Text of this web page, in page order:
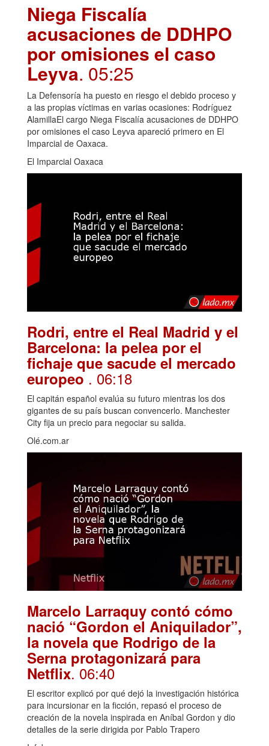
Niega Fiscalía
acusaciones de DDHPO
por omisiones el caso
Leyva. 05:25
La Defensoría ha puesto en riesgo el debido proceso y
a las propias víctimas en varias ocasiones: Rodríguez
AlamillaEl cargo Niega Fiscalía acusaciones de DDHPO
por omisiones el caso Leyva apareció primero en El
Imparcial de Oaxaca.
El Imparcial Oaxaca
Rodri, entre el Real Madrid y el
Barcelona: la pelea por el
fichaje que sacude el mercado
europeo . 06:18
El capitán español evalúa su futuro mientras los dos
gigantes de su país buscan convencerlo. Manchester
City fija un precio para negociar su salida.
Olé.com.ar
Marcelo Larraquy contó cómo
nació “Gordon el Aniquilador”,
la novela que Rodrigo de la
Serna protagonizará para
Netflix. 06:40
El escritor explicó por qué dejó la investigación histórica
para incursionar en la ficción, repasó el proceso de
creación de la novela inspirada en Aníbal Gordon y dio
detalles de la serie dirigida por Pablo Trapero